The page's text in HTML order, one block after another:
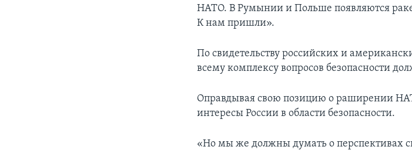
НАТО. В Румынии и Польше появляются
К нам пришли».
По свидетельству российских и
всему комплексу вопросов безопасности
Оправдывая свою позицию о раширении
интересы России в области безопасности.
«Но мы же должны думать о перспективах